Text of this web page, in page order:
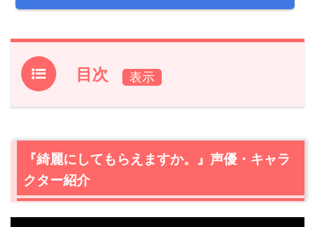
目次
1.『綺麗にしてもらえますか。』声優・キャラクター紹介
1.3片口那色/声優：稲垣好
1.4鰙久里留/声優：青山吉能
1.5鰙守大/声優：白石兼斗
1.6安治/声優：水田わさび
『綺麗にしてもらえますか。』声優・キャラ
クター紹介